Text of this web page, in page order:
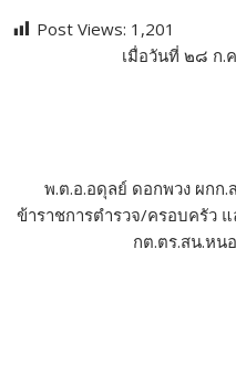
e
k
itte m
Post Views: 1,201
เมื่อวันที่ ๒๘ ก.
พ.ต.อ.อดุลย์ ดอกพวง ผกก
ข้าราชการตำรวจ/ครอบครัว
กต.ตร.สน.หน